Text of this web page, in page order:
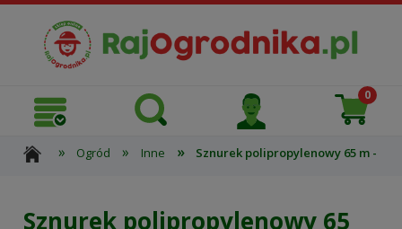
» Ogród » Inne » Sznurek polipropylenowy 65 m -
Sznurek polipropylenowy 65